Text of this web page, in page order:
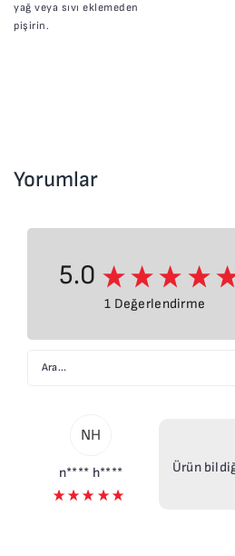
yağ veya sıvı eklemeden
pişirin.
Yorumlar
5.0
1 Değerlendirme
NH
n**** h****
Ürün